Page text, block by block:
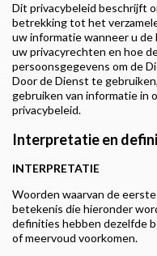
Dit privacybeleid beschrijft
betrekking tot het
uw informatie wanneer u
uw privacyrechten en hoe
persoonsgegevens om de
Door de Dienst te
gebruiken van informatie in
privacybeleid.
Interpretatie en
INTERPRETATIE
Woorden waarvan de
betekenis die hieronder
definities hebben dezelfde
of meervoud voorkomen.